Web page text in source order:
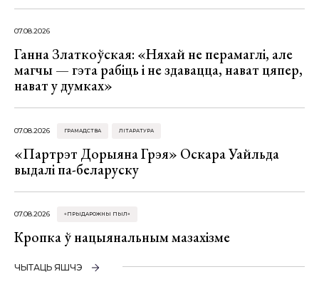
07.08.2026
Ганна Златкоўская: «Няхай не перамаглі, але
магчы — гэта рабіць і не здавацца, нават цяпер,
нават у думках»
07.08.2026 ГРАМАДСТВА ЛІТАРАТУРА
«Партрэт Дорыяна Грэя» Оскара Уайльда
выдалі па-беларуску
07.08.2026 «ПРЫДАРОЖНЫ ПЫЛ»
Кропка ў нацыянальным мазахізме
ЧЫТАЦЬ ЯШЧЭ